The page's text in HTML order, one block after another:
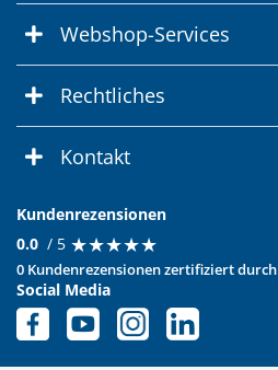
Webshop-Services
Rechtliches
Kontakt
Kundenrezensionen
0.0 / 5 ★★★★★
★★★★★
0 Kundenrezensionen zertifiziert durch
Social Media